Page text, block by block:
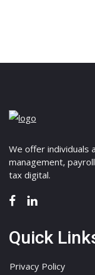
We offer individuals
management,
tax digital.
Quick
Privacy Policy